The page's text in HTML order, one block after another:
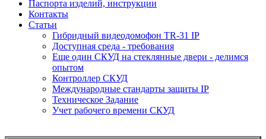
Паспорта изделий, инструкции
Контакты
Статьи
Гибридный видеодомофон TR-31 IP
Доступная среда - требования
Еще один СКУД на стеклянные двери - делимся
опытом
Контроллер СКУД
Международные стандарты защиты IP
Техническое Задание
Учет рабочего времени СКУД